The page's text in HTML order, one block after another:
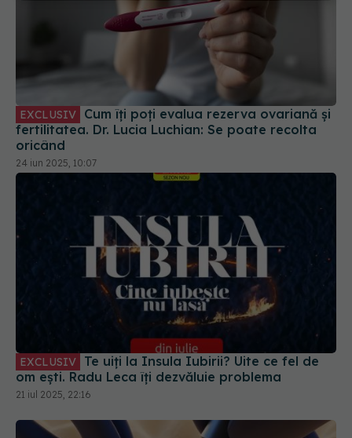
EXCLUSIV
fertilitatea. Dr. Lucia Luchian: Se poate recolta
oricând
24 iun 2025, 10:07
om ești. Radu Leca îți dezvăluie problema
21 iul 2025, 22:16